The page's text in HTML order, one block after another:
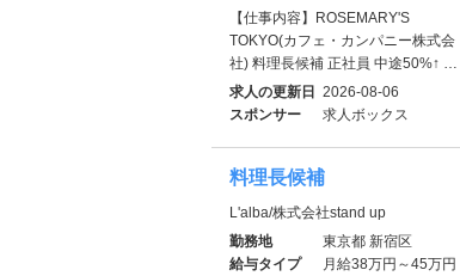
【仕事内容】ROSEMARY'S
TOKYO(カフェ・カンパニー株式会
社) 料理長候補 正社員 中途50%↑ …
求人の更新日
2026-08-06
スポンサー
求人ボックス
料理長候補
L'alba/株式会社stand up
勤務地
東京都 新宿区
給与タイプ
月給38万円～45万円